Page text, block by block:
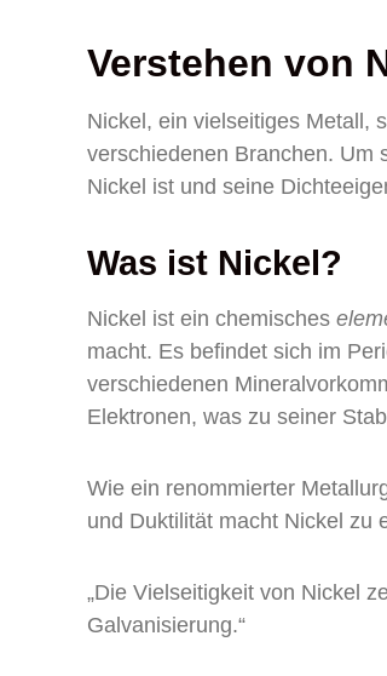
Verstehen von
Nickel, ein vielseitiges Metall,
verschiedenen Branchen. Um
Nickel ist und seine
Was ist Nickel?
Nickel ist ein chemisches
macht. Es befindet sich im
verschiedenen
Elektronen, was zu seiner
Wie ein renommierter
und Duktilität macht Nickel zu
„Die Vielseitigkeit von Nickel
Galvanisierung.“